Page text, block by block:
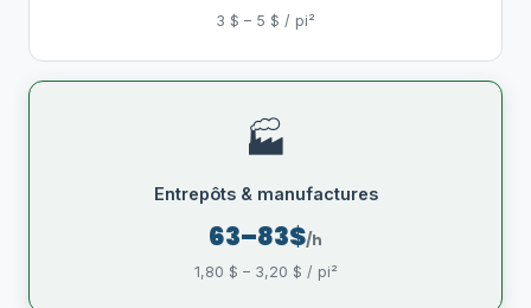
3 $ – 5 $ / pi²
🏭
Entrepôts & manufactures
63–83$/h
1,80 $ – 3,20 $ / pi²